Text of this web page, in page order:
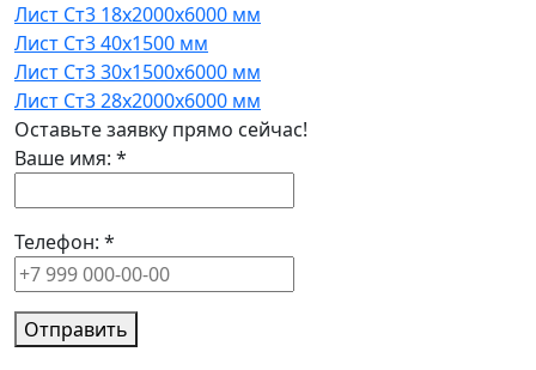
Лист Ст3 18x2000x6000 мм
Лист Ст3 40x1500 мм
Лист Ст3 30x1500x6000 мм
Лист Ст3 28x2000x6000 мм
Оставьте заявку прямо сейчас!
Ваше имя: *
Телефон: *
Отправить